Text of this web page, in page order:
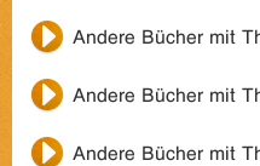
Andere Bücher mit
Andere Bücher mit
Andere Bücher mit